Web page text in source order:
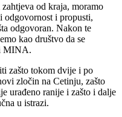
od kraja, moramo
odgovornost i propusti,
odgovoran. Nakon te
kao društvo da se
MINA.
zašto tokom dvije i po
zločin na Cetinju, zašto
urađeno ranije i zašto i dalje
u istrazi.